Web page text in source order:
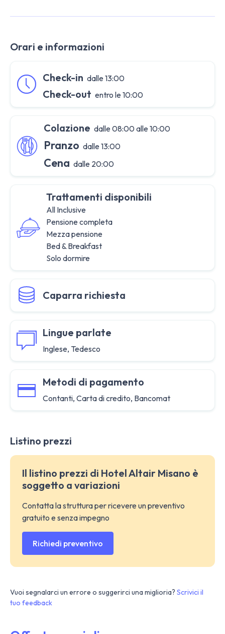
Orari e informazioni
Check-in dalle 13:00
Check-out entro le 10:00
Colazione dalle 08:00 alle 10:00
Pranzo dalle 13:00
Cena dalle 20:00
Trattamenti disponibili
All Inclusive
Pensione completa
Mezza pensione
Bed & Breakfast
Solo dormire
Caparra richiesta
Lingue parlate
Inglese, Tedesco
Metodi di pagamento
Contanti, Carta di credito, Bancomat
Listino prezzi
Il listino prezzi di Hotel Altair Misano è
soggetto a variazioni
Contatta la struttura per ricevere un preventivo
gratuito e senza impegno
Richiedi preventivo
Vuoi segnalarci un errore o suggerirci una miglioria? Scrivici il
tuo feedback